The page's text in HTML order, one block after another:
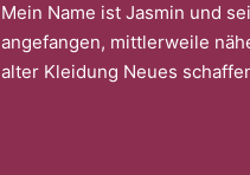
Mein Name ist Jasmin und
angefangen, mittlerweile
alter Kleidung Neues